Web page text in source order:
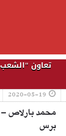
تعاون
2020-05-19
محمد بارلاص
برس